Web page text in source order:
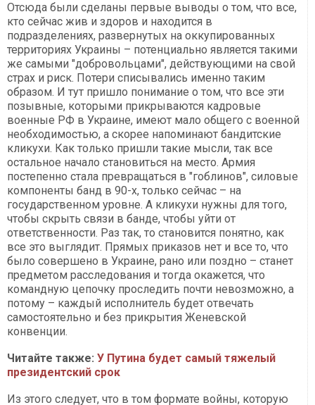
Отсюда были сделаны первые выводы о том, что все,
кто сейчас жив и здоров и находится в
подразделениях, развернутых на оккупированных
территориях Украины – потенциально является такими
же самыми "добровольцами", действующими на свой
страх и риск. Потери списывались именно таким
образом. И тут пришло понимание о том, что все эти
позывные, которыми прикрываются кадровые
военные РФ в Украине, имеют мало общего с военной
необходимостью, а скорее напоминают бандитские
кликухи. Как только пришли такие мысли, так все
остальное начало становиться на место. Армия
постепенно стала превращаться в "гоблинов", силовые
компоненты банд в 90-х, только сейчас – на
государственном уровне. А кликухи нужны для того,
чтобы скрыть связи в банде, чтобы уйти от
ответственности. Раз так, то становится понятно, как
все это выглядит. Прямых приказов нет и все то, что
было совершено в Украине, рано или поздно – станет
предметом расследования и тогда окажется, что
командную цепочку проследить почти невозможно, а
потому – каждый исполнитель будет отвечать
самостоятельно и без прикрытия Женевской
конвенции.
Читайте также: У Путина будет самый тяжелый
президентский срок
Из этого следует, что в том формате войны, которую